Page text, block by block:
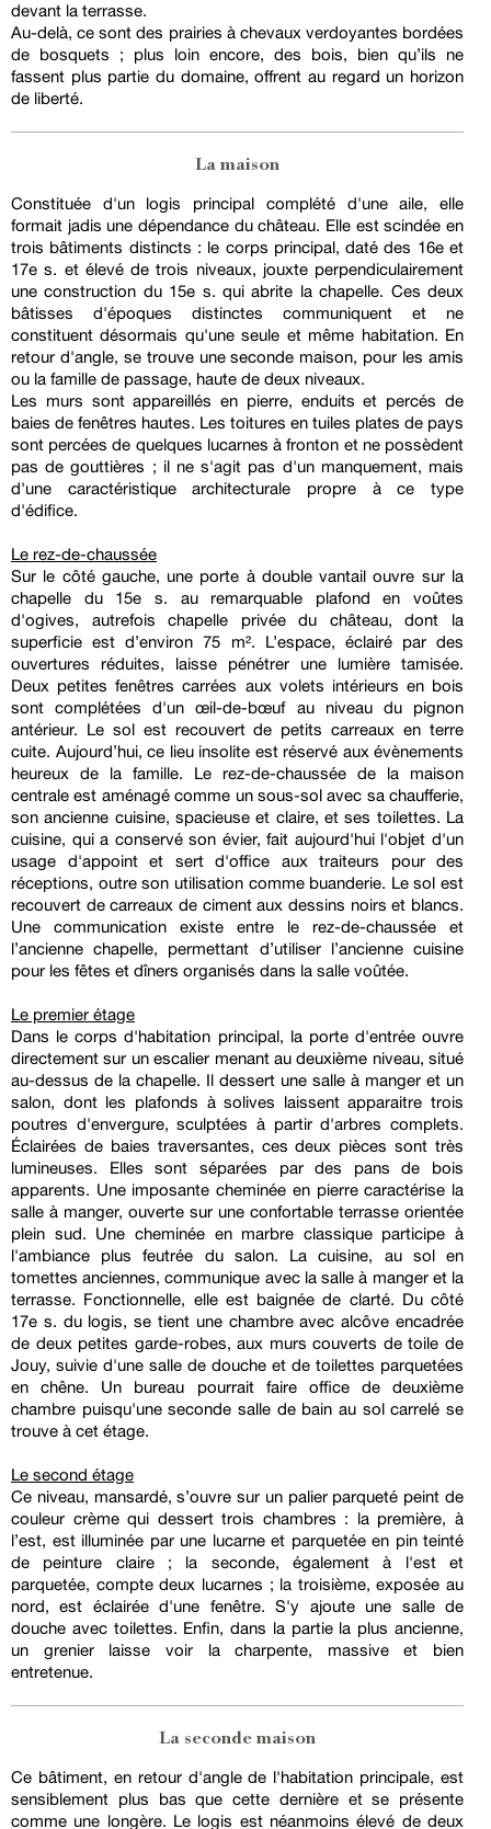
devant la terrasse.
Au-delà, ce sont des prairies à chevaux verdoyantes bordées
de bosquets ; plus loin encore, des bois, bien qu’ils ne
fassent plus partie du domaine, offrent au regard un horizon
de liberté.
La maison
Constituée d'un logis principal complété d'une aile, elle
formait jadis une dépendance du château. Elle est scindée en
trois bâtiments distincts : le corps principal, daté des 16e et
17e s. et élevé de trois niveaux, jouxte perpendiculairement
une construction du 15e s. qui abrite la chapelle. Ces deux
bâtisses d'époques distinctes communiquent et ne
constituent désormais qu'une seule et même habitation. En
retour d'angle, se trouve une seconde maison, pour les amis
ou la famille de passage, haute de deux niveaux.
Les murs sont appareillés en pierre, enduits et percés de
baies de fenêtres hautes. Les toitures en tuiles plates de pays
sont percées de quelques lucarnes à fronton et ne possèdent
pas de gouttières ; il ne s'agit pas d'un manquement, mais
d'une caractéristique architecturale propre à ce type
d'édifice.
Le rez-de-chaussée
Sur le côté gauche, une porte à double vantail ouvre sur la
chapelle du 15e s. au remarquable plafond en voûtes
d'ogives, autrefois chapelle privée du château, dont la
superficie est d’environ 75 m². L’espace, éclairé par des
ouvertures réduites, laisse pénétrer une lumière tamisée.
Deux petites fenêtres carrées aux volets intérieurs en bois
sont complétées d'un œil-de-bœuf au niveau du pignon
antérieur. Le sol est recouvert de petits carreaux en terre
cuite. Aujourd’hui, ce lieu insolite est réservé aux évènements
heureux de la famille. Le rez-de-chaussée de la maison
centrale est aménagé comme un sous-sol avec sa chaufferie,
son ancienne cuisine, spacieuse et claire, et ses toilettes. La
cuisine, qui a conservé son évier, fait aujourd'hui l'objet d'un
usage d'appoint et sert d'office aux traiteurs pour des
réceptions, outre son utilisation comme buanderie. Le sol est
recouvert de carreaux de ciment aux dessins noirs et blancs.
Une communication existe entre le rez-de-chaussée et
l’ancienne chapelle, permettant d’utiliser l’ancienne cuisine
pour les fêtes et dîners organisés dans la salle voûtée.
Le premier étage
Dans le corps d'habitation principal, la porte d'entrée ouvre
directement sur un escalier menant au deuxième niveau, situé
au-dessus de la chapelle. Il dessert une salle à manger et un
salon, dont les plafonds à solives laissent apparaitre trois
poutres d'envergure, sculptées à partir d'arbres complets.
Éclairées de baies traversantes, ces deux pièces sont très
lumineuses. Elles sont séparées par des pans de bois
apparents. Une imposante cheminée en pierre caractérise la
salle à manger, ouverte sur une confortable terrasse orientée
plein sud. Une cheminée en marbre classique participe à
l'ambiance plus feutrée du salon. La cuisine, au sol en
tomettes anciennes, communique avec la salle à manger et la
terrasse. Fonctionnelle, elle est baignée de clarté. Du côté
17e s. du logis, se tient une chambre avec alcôve encadrée
de deux petites garde-robes, aux murs couverts de toile de
Jouy, suivie d'une salle de douche et de toilettes parquetées
en chêne. Un bureau pourrait faire office de deuxième
chambre puisqu'une seconde salle de bain au sol carrelé se
trouve à cet étage.
Le second étage
Ce niveau, mansardé, s’ouvre sur un palier parqueté peint de
couleur crème qui dessert trois chambres : la première, à
l’est, est illuminée par une lucarne et parquetée en pin teinté
de peinture claire ; la seconde, également à l'est et
parquetée, compte deux lucarnes ; la troisième, exposée au
nord, est éclairée d'une fenêtre. S'y ajoute une salle de
douche avec toilettes. Enfin, dans la partie la plus ancienne,
un grenier laisse voir la charpente, massive et bien
entretenue.
La seconde maison
Ce bâtiment, en retour d'angle de l'habitation principale, est
sensiblement plus bas que cette dernière et se présente
comme une longère. Le logis est néanmoins élevé de deux